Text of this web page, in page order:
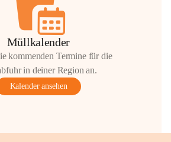
Müllkalender
kommenden Termine für die
in deiner Region an.
Kalender ansehen